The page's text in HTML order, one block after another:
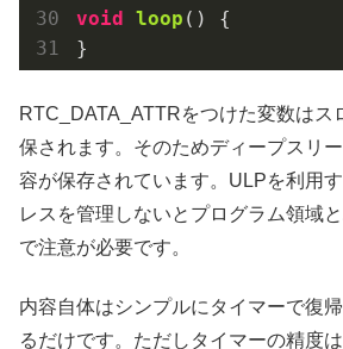
void loop ()
{
}
RTC_DATA_ATTRをつけた変数はス
保されます。そのためディープスリ
容が保存されています。ULPを利用
レスを管理しないとプログラム領域
で注意が必要です。
内容自体はシンプルにタイマーで復
るだけです。ただしタイマーの精度